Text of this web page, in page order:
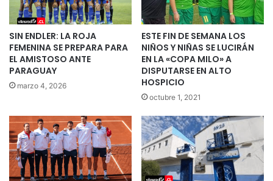
SIN ENDLER: LA ROJA
FEMENINA SE PREPARA PARA
EL AMISTOSO ANTE
PARAGUAY
marzo 4, 2026
ESTE FIN DE SEMANA LOS
NIÑOS Y NIÑAS SE LUCIRÁN
EN LA «COPA MILO» A
DISPUTARSE EN ALTO
HOSPICIO
octubre 1, 2021